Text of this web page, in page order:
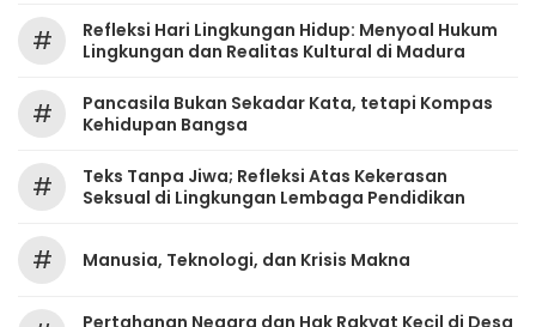
#
Refleksi Hari Lingkungan Hidup: Menyoal Hukum
Lingkungan dan Realitas Kultural di Madura
#
Pancasila Bukan Sekadar Kata, tetapi Kompas
Kehidupan Bangsa
#
Teks Tanpa Jiwa; Refleksi Atas Kekerasan
Seksual di Lingkungan Lembaga Pendidikan
# Manusia, Teknologi, dan Krisis Makna